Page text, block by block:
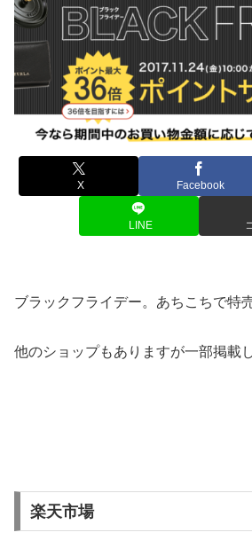
X Facebook
LINE
ブラックフライデー。あちこちで特
他のショップもありますが一部掲載
楽天市場